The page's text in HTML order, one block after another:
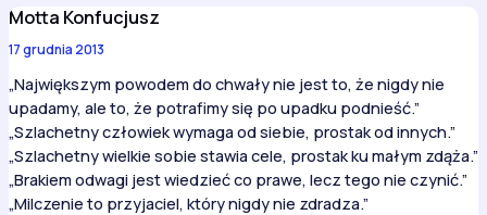
Roninach
Motta Konfucjusz
17 grudnia 2013
„Największym powodem do chwały nie jest to, że nigdy nie
upadamy, ale to, że potrafimy się po upadku podnieść.”
„Szlachetny człowiek wymaga od siebie, prostak od innych.”
„Szlachetny wielkie sobie stawia cele, prostak ku małym zdąża.”
„Brakiem odwagi jest wiedzieć co prawe, lecz tego nie czynić.”
„Milczenie to przyjaciel, który nigdy nie zdradza.”